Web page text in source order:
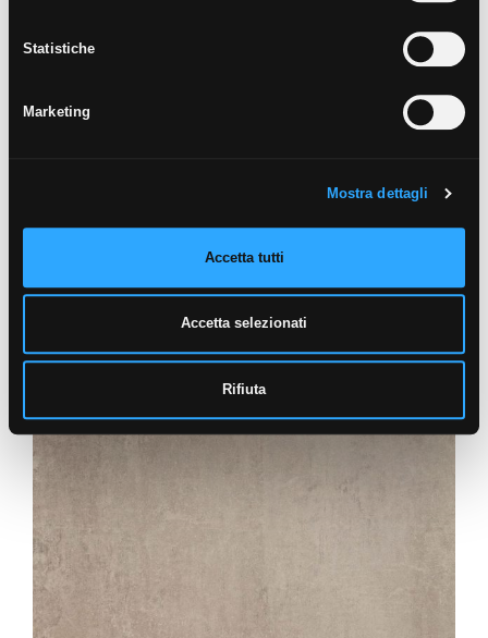
Statistiche
Marketing
Mostra dettagli
Accetta tutti
Accetta selezionati
Rifiuta